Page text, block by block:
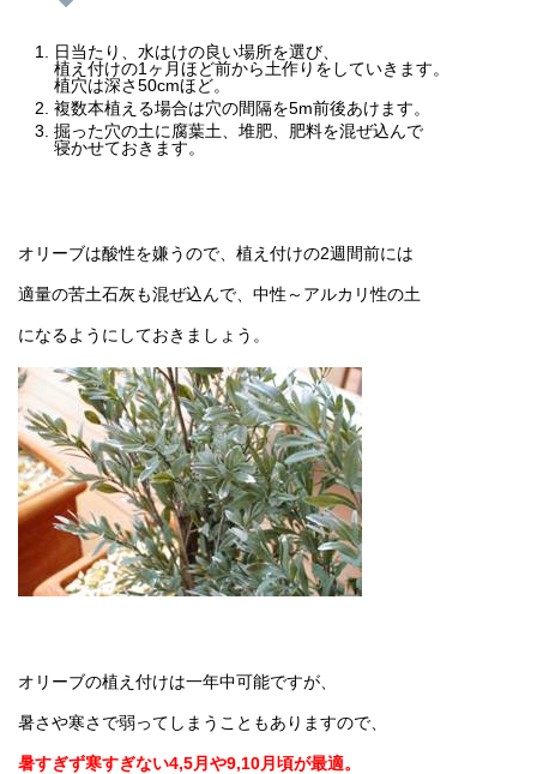
日当たり、水はけの良い場所を選び、
植え付けの1ヶ月ほど前から土作りをしていきます。
植穴は深さ50cmほど。
複数本植える場合は穴の間隔を5m前後あけます。
掘った穴の土に腐葉土、堆肥、肥料を混ぜ込んで
寝かせておきます。
オリーブは酸性を嫌うので、植え付けの2週間前には
適量の苦土石灰も混ぜ込んで、中性～アルカリ性の土
になるようにしておきましょう。
オリーブの植え付けは一年中可能ですが、
暑さや寒さで弱ってしまうこともありますので、
暑すぎず寒すぎない4,5月や9,10月頃が最適。